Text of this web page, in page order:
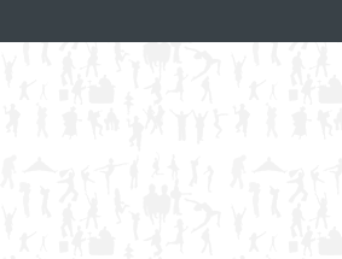
to